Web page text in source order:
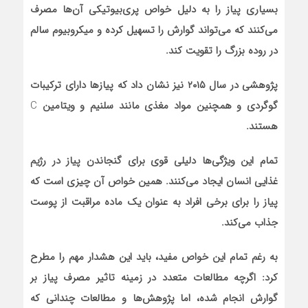
بسیاری پیاز را به دلیل خواص پری‌بیوتیکی آن‌ها مصرف
می‌کنند که می‌تواند گوارش را تسهیل کرده و میکروبیوم سالم
در روده بزرگ را تقویت کند.
پژوهشی در سال ۲۰۱۵ نیز نشان داد که پیاز‌ها دارای ترکیبات
گوگردی و همچنین مواد مغذی مانند سلنیم و ویتامین C
هستند.
تمام این ویژگی‌ها دلیلی قوی برای گنجاندن پیاز در رژیم
غذایی انسان ایجاد می‌کنند. همین خواص آن چیزی است که
پیاز را برای برخی افراد به عنوان یک ماده مراقبت از پوست
جذاب می‌کند.
به رغم تمام این خواص مفید، باید این هشدار مهم را مطرح
کرد: اگرچه مطالعات متعدد در زمینه تاثیر مصرف پیاز بر
گوارش انجام شده، اما پژوهش‌ها و مطالعات چندانی که